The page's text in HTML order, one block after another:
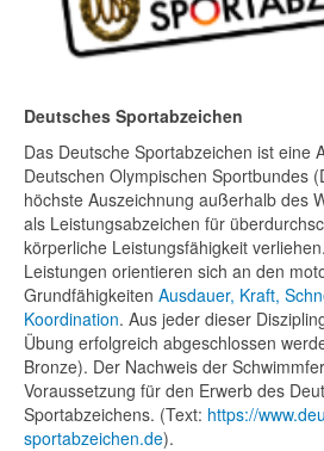
Deutsches Sportabzeichen
Das Deutsche Sportabzeichen ist eine
Deutschen Olympischen Sportbundes
höchste Auszeichnung außerhalb des
als Leistungsabzeichen für
körperliche Leistungsfähigkeit
Leistungen orientieren sich an den
Grundfähigkeiten Ausdauer, Kraft,
Koordination. Aus jeder dieser
Übung erfolgreich abgeschlossen
Bronze). Der Nachweis der
Voraussetzung für den Erwerb des
Sportabzeichens. (Text: https://
sportabzeichen.de).